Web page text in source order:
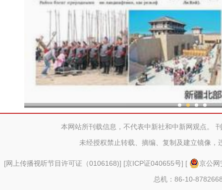
本网站所刊载信息，不代表中新社和中新网观点。
未经授权禁止转载、摘编、复制及建立镜像，
[网上传播视听节目许可证（0106168)] [京ICP证040655号] [
京公
总机：86-10-